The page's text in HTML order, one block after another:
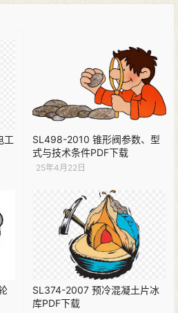
工
SL498-2010 锥形阀参数、型
式与技术条件PDF下载
25年4月22日
SL374-2007 预冷混凝土片冰
库PDF下载